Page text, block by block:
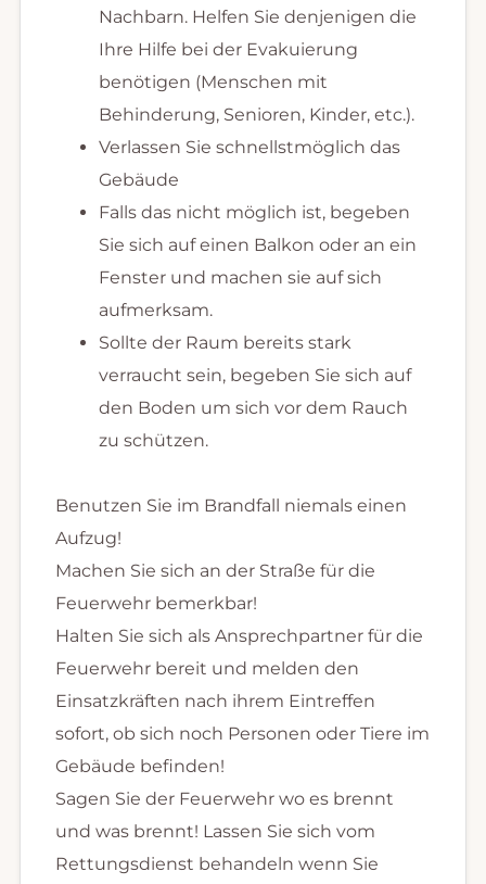
Nachbarn. Helfen Sie denjenigen die
Ihre Hilfe bei der Evakuierung
benötigen (Menschen mit
Behinderung, Senioren, Kinder, etc.).
Verlassen Sie schnellstmöglich das
Gebäude
Falls das nicht möglich ist, begeben
Sie sich auf einen Balkon oder an ein
Fenster und machen sie auf sich
aufmerksam.
Sollte der Raum bereits stark
verraucht sein, begeben Sie sich auf
den Boden um sich vor dem Rauch
zu schützen.
Benutzen Sie im Brandfall niemals einen
Aufzug!
Machen Sie sich an der Straße für die
Feuerwehr bemerkbar!
Halten Sie sich als Ansprechpartner für die
Feuerwehr bereit und melden den
Einsatzkräften nach ihrem Eintreffen
sofort, ob sich noch Personen oder Tiere im
Gebäude befinden!
Sagen Sie der Feuerwehr wo es brennt
und was brennt! Lassen Sie sich vom
Rettungsdienst behandeln wenn Sie